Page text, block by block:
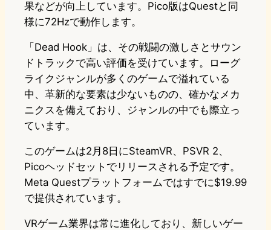
果などが向上しています。Pico版はQuestと同
様に72Hzで動作します。
「Dead Hook」は、その戦闘の激しさとサウン
ドトラックで高い評価を受けています。ローグ
ライクジャンルが多くのゲームで溢れている
中、革新的な要素は少ないものの、確かなメカ
ニクスを備えており、ジャンルの中でも際立っ
ています。
このゲームは2月8日にSteamVR、PSVR 2、
Picoヘッドセットでリリースされる予定です。
Meta Questプラットフォームではすでに$19.99
で提供されています。
VRゲーム業界は常に進化しており、新しいゲー